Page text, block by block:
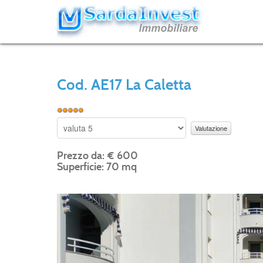
Cod. AE17 La Caletta
Prezzo da: € 600
Superficie: 70 mq